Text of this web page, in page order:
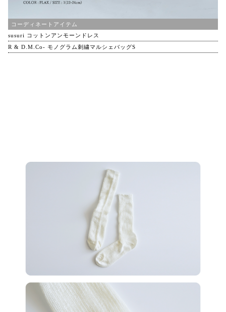
コーディネートアイテム
susuri コットンアンモーンドレス
R & D.M.Co- モノグラム刺繍マルシェバッグS